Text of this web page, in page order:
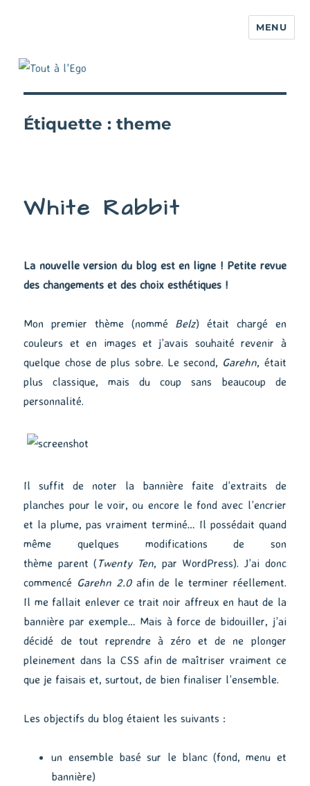
MENU
Étiquette :theme
White Rabbit
La nouvelle version du blog est en ligne ! Petite revue
des changements et des choix esthétiques !
Mon premier thème (nommé Belz) était chargé en
couleurs et en images et j’avais souhaité revenir à
quelque chose de plus sobre. Le second, Garehn, était
plus classique, mais du coup sans beaucoup de
personnalité.
Il suffit de noter la bannière faite d’extraits de
planches pour le voir, ou encore le fond avec l’encrier
et la plume, pas vraiment terminé… Il possédait quand
même quelques modifications de son
thème parent ( Twenty Ten, par WordPress). J’ai donc
commencé Garehn 2.0afin de le terminer réellement.
Il me fallait enlever ce trait noir affreux en haut de la
bannière par exemple… Mais à force de bidouiller, j’ai
décidé de tout reprendre à zéro et de ne plonger
pleinement dans la CSS afin de maîtriser vraiment ce
que je faisais et, surtout, de bien finaliser l’ensemble.
Les objectifs du blog étaient les suivants :
un ensemble basé sur le blanc (fond, menu et
bannière)